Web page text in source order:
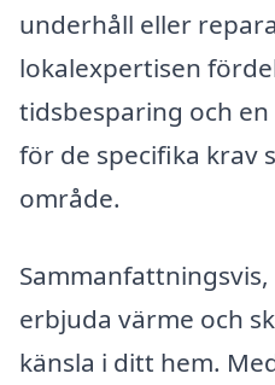
underhåll eller
lokalexpertisen
tidsbesparing och
för de specifika krav
område.
erbjuda värme och
känsla i ditt hem.